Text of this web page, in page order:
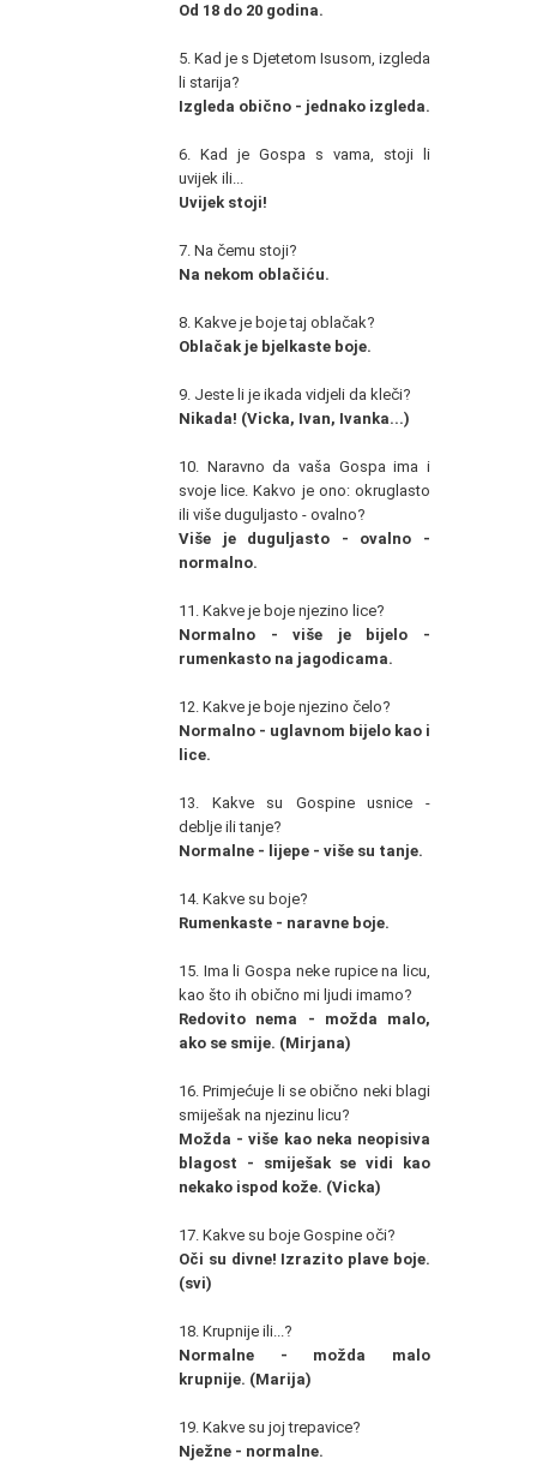
Od 18 do 20 godina.
5. Kad je s Djetetom Isusom, izgleda
li starija?
Izgleda obično - jednako izgleda.
6. Kad je Gospa s vama, stoji li
uvijek ili...
Uvijek stoji!
7. Na čemu stoji?
Na nekom oblačiću.
8. Kakve je boje taj oblačak?
Oblačak je bjelkaste boje.
9. Jeste li je ikada vidjeli da kleči?
Nikada! (Vicka, Ivan, Ivanka...)
10. Naravno da vaša Gospa ima i
svoje lice. Kakvo je ono: okruglasto
ili više duguljasto - ovalno?
Više je duguljasto - ovalno -
normalno.
11. Kakve je boje njezino lice?
Normalno - više je bijelo -
rumenkasto na jagodicama.
12. Kakve je boje njezino čelo?
Normalno - uglavnom bijelo kao i
lice.
13. Kakve su Gospine usnice -
deblje ili tanje?
Normalne - lijepe - više su tanje.
14. Kakve su boje?
Rumenkaste - naravne boje.
15. Ima li Gospa neke rupice na licu,
kao što ih obično mi ljudi imamo?
Redovito nema - možda malo,
ako se smije. (Mirjana)
16. Primjećuje li se obično neki blagi
smiješak na njezinu licu?
Možda - više kao neka neopisiva
blagost - smiješak se vidi kao
nekako ispod kože. (Vicka)
17. Kakve su boje Gospine oči?
Oči su divne! Izrazito plave boje.
(svi)
18. Krupnije ili...?
Normalne - možda malo
krupnije. (Marija)
19. Kakve su joj trepavice?
Nježne - normalne.